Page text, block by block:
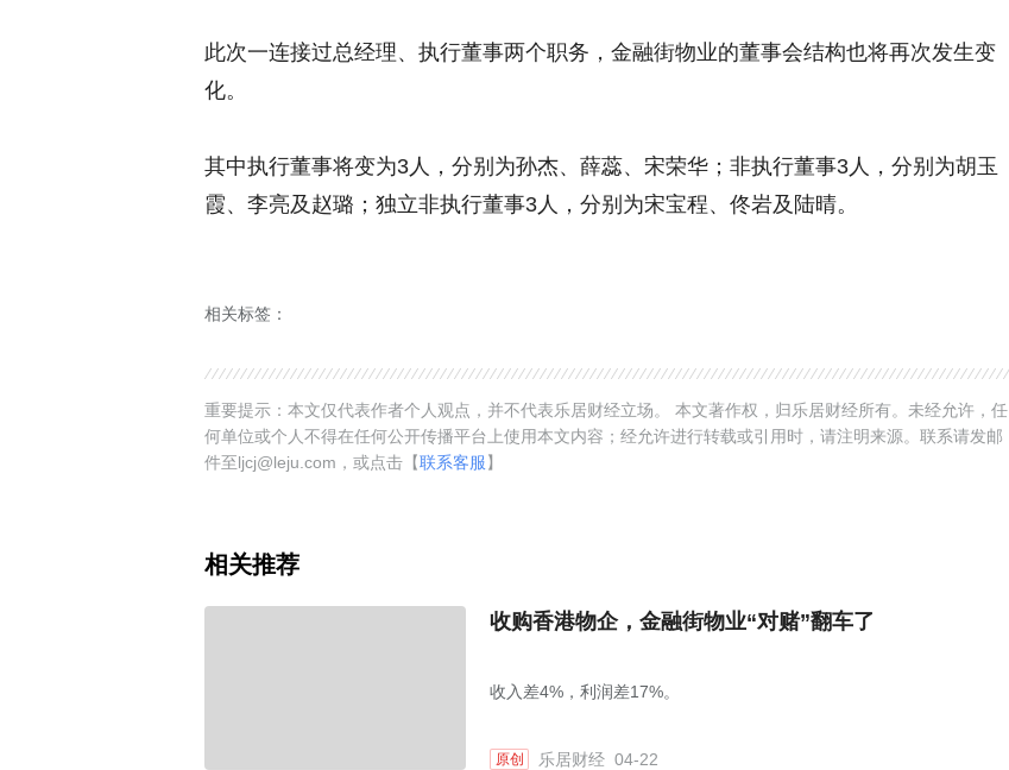
此次一连接过总经理、执行董事两个职务，金融街物业的董事会结构也将再次发生变
化。
其中执行董事将变为3人，分别为孙杰、薛蕊、宋荣华；非执行董事3人，分别为胡玉
霞、李亮及赵璐；独立非执行董事3人，分别为宋宝程、佟岩及陆晴。
相关标签：
重要提示：本文仅代表作者个人观点，并不代表乐居财经立场。 本文著作权，归乐居财经所有。未经允许，任
何单位或个人不得在任何公开传播平台上使用本文内容；经允许进行转载或引用时，请注明来源。联系请发邮
件至ljcj@leju.com，或点击【联系客服】
相关推荐
收购香港物企，金融街物业“对赌”翻车了
收入差4%，利润差17%。
原创 乐居财经 04-22